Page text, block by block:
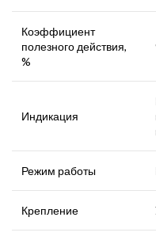
Коэффициент
полезного действия,
%
Индикация
Режим работы
Крепление